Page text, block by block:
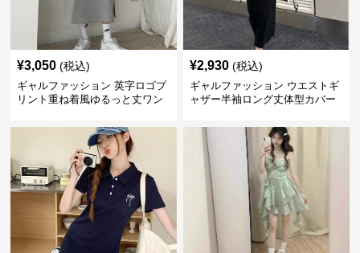
¥3,050 (税込)
ギャルファッション 英字ロゴプ
リント重ね着風ゆるっと丈ワン
¥2,930 (税込)
ギャルファッション ウエストギ
ャザー半袖ロング丈体型カバー